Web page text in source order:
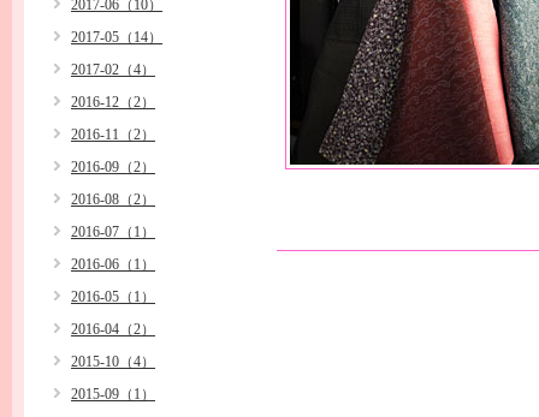
2017-06（10）
2017-05（14）
2017-02（4）
2016-12（2）
2016-11（2）
2016-09（2）
2016-08（2）
2016-07（1）
2016-06（1）
2016-05（1）
2016-04（2）
2015-10（4）
2015-09（1）